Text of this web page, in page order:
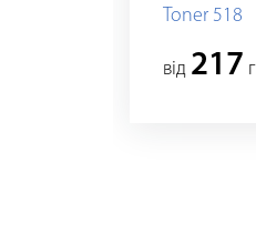
Toner 518
вiд 217